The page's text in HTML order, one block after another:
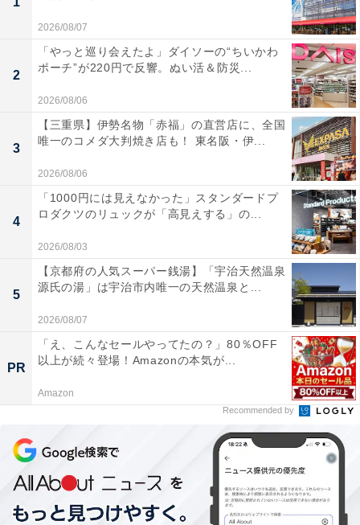
2026/08/07
2
「やっと巡り会えたよ」ダイソーの“ちいかわ
ポーチ”が220円で反響。ぬい活＆防災...
2026/08/06
3
【三重県】伊勢名物「赤福」の直営店に、全国
唯一のコメダ大判焼き店も！ 東名阪・伊...
2026/08/06
4
「1000円には見えなかった」スタンダードプ
ロダクツのリュックが「高見えする」の...
2026/08/03
5
【京都府の人気スーパー銭湯】「宇治天然温泉
源氏の湯」は宇治市内唯一の天然温泉と...
2026/08/07
PR
「え、こんなセールやってたの？」80％OFF
以上が続々登場！Amazonの本気が...
Amazon
Recommended by